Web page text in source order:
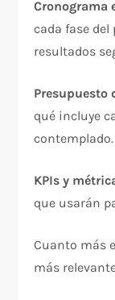
Cronograma
cada fase del
resultados
Presupuesto
qué incluye
contemplado.​
KPIs y
que usarán
Cuanto más
más